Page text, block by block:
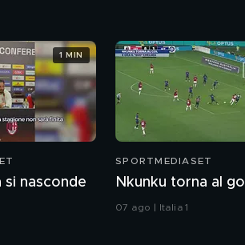
nasconde
1 MIN
SPORTMEDIASET
Nkunku torna al gol
07 ago | Italia 1